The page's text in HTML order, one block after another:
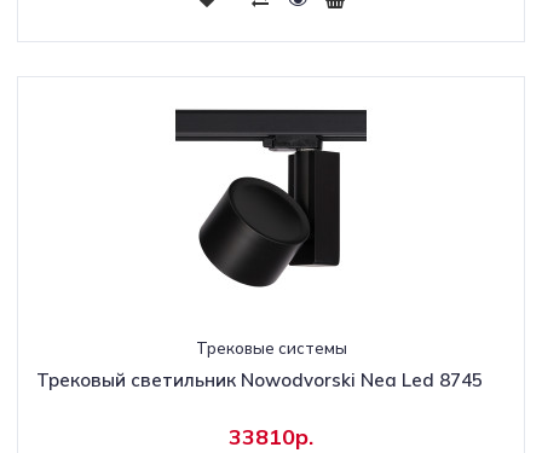
Трековые системы
Трековый светильник Nowodvorski Nea Led 8745
33810р.